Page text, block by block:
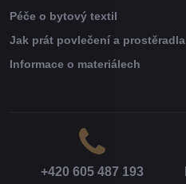
Péče o bytový textil
Jak prát povlečení a prostěradla
Informace o materiálech
+420 605 487 193